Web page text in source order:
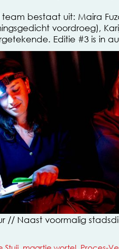
bestaat uit: Maira
voordroeg),
Editie #3 is in
// Naast voormalig